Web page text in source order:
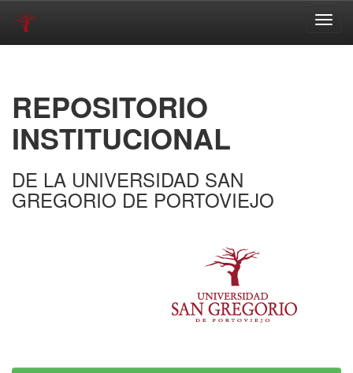
REPOSITORIO
INSTITUCIONAL
DE LA UNIVERSIDAD SAN
GREGORIO DE PORTOVIEJO